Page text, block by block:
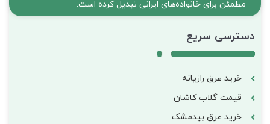
مطمئن برای خانواده‌های ایرانی تبدیل کرده است.
دسترسی سریع
خرید عرق رازیانه
قیمت گلاب کاشان
خرید عرق بیدمشک